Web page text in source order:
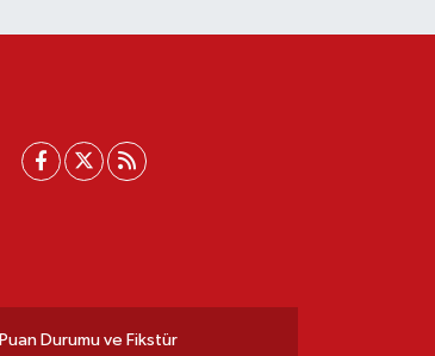
Puan Durumu ve Fikstür